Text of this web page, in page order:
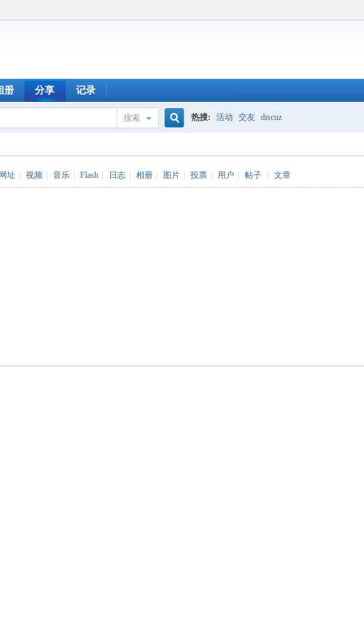
册 分享 记录
搜索 热搜: 活动 交友 discuz
网址 视频 音乐 Flash 日志 相册 图片 投票 用户 帖子 文章